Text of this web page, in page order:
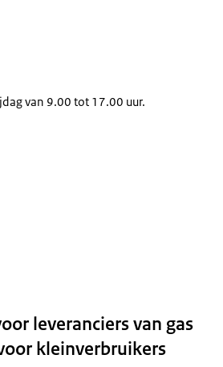
van 9.00 tot 17.00 uur.
leveranciers van gas
kleinverbruikers